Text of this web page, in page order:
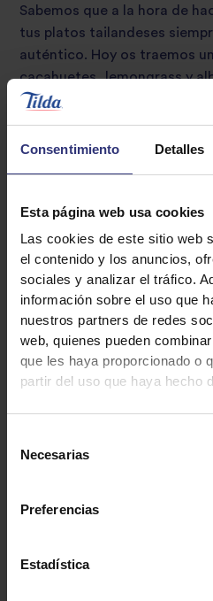
Consentimiento Detalles
Esta página web usa cookies
Las cookies de este sitio web
el contenido y los anuncios,
sociales y analizar el tráfico.
información sobre el uso que
nuestros partners de redes
web, quienes pueden
que les haya proporcionado o
partir del uso que haya hecho
Necesarias
Preferencias
Estadística
Sabemos que a la hora de
tus platos tailandeses
auténtico. Hoy os traemos
cacahuetes, lemongrass y
transportarán a nuestro país
acompañáis?
star
review
2
star
review
3
star
review
4
review
star
Imprimir Receta
Método
2 cucharadas de jengibre
20 hojas de albahaca